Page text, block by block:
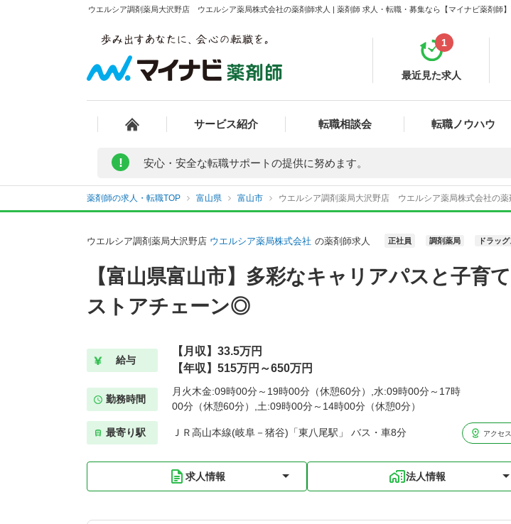
ウエルシア調剤薬局大沢野店 ウエルシア薬局株式会社の薬剤師求人 | 薬剤師 求人・転職・募集なら【マイナビ薬剤師】
最近見た求人
1
サービス紹介 転職相談会 転職ノウハウ
! 安心・安全な転職サポートの提供に努めます。
薬剤師の求人・転職TOP 富山県 富山市 ウエルシア調剤薬局大沢野店 ウエルシア薬局株式会社の薬
ウエルシア調剤薬局大沢野店 ウエルシア薬局株式会社 の薬剤師求人 正社員 調剤薬局 ドラッ
【富山県富山市】多彩なキャリアパスと子育
ストアチェーン◎
給与
【月収】33.5万円
【年収】515万円～650万円
勤務時間
月火木金:09時00分～19時00分（休憩60分）,水:09時00分～17時
00分（休憩60分）,土:09時00分～14時00分（休憩0分）
最寄り駅 ＪＲ高山本線(岐阜－猪谷)「東八尾駅」 バス・車8分 アクセス
求人情報 法人情報